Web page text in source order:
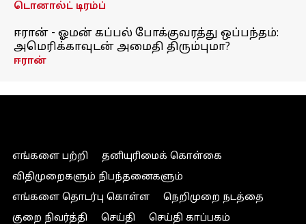
டொனால்ட் டிரம்ப்
ஈரான் - ஓமன் கப்பல் போக்குவரத்து ஒப்பந்தம்:
அமெரிக்காவுடன் அமைதி திரும்புமா?
ஈரான்
எங்களை பற்றி
தனியுரிமைக் கொள்கை
விதிமுறைகளும் நிபந்தனைகளும்
எங்களை தொடர்பு கொள்ள
நெறிமுறை நடத்தை
குறை நிவர்த்தி
செய்தி செய்தி காப்பகம்